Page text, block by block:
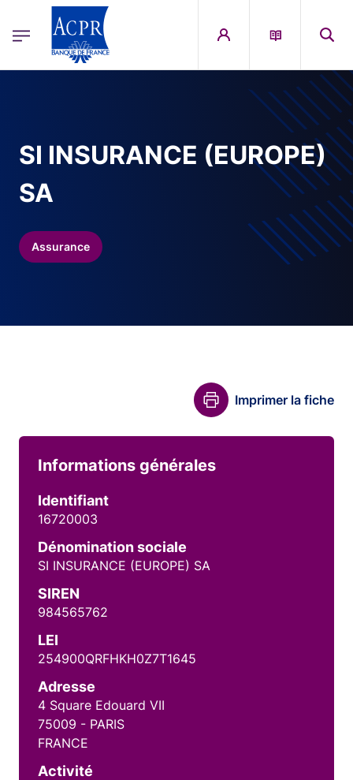
ACPR Menu Principal (French)
SI INSURANCE (EUROPE)
SA
Assurance
Imprimer la fiche
Informations générales
Identifiant
16720003
Dénomination sociale
SI INSURANCE (EUROPE) SA
SIREN
984565762
LEI
254900QRFHKH0Z7T1645
Adresse
4 Square Edouard VII
75009 - PARIS
FRANCE
Activité